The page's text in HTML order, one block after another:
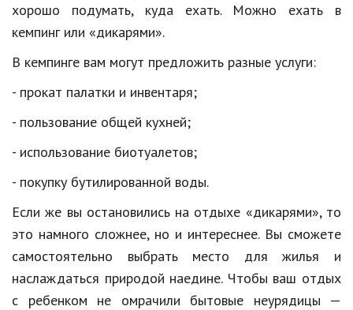
Знаменитости
Статьи
Обзоры
Авто, мото
Дом и сад
Недвижимость
хорошо подумать, куда ехать. Можно ехать в
кемпинг или «дикарями».
В кемпинге вам могут предложить разные услуги:
- прокат палатки и инвентаря;
- пользование общей кухней;
- использование биотуалетов;
- покупку бутилированной воды.
Если же вы остановились на отдыхе «дикарями», то
это намного сложнее, но и интереснее. Вы сможете
самостоятельно выбрать место для жилья и
наслаждаться природой наедине. Чтобы ваш отдых
с ребенком не омрачили бытовые неурядицы —